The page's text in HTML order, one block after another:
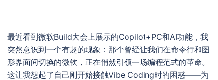
最近看到微软Build大会上展示的Copilot+PC和AI功能，我
突然意识到一个有趣的现象：那个曾经让我们在命令行和图
形界面间切换的微软，正在悄然引领一场编程范式的革命。
这让我想起了自己刚开始接触Vibe Coding时的困惑——为